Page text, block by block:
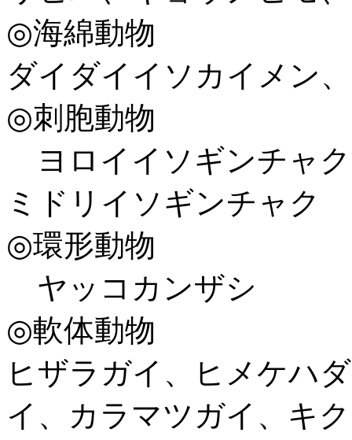
◎海綿動物
ダイダイイソカイメン
◎刺胞動物
ヨロイイソギンチャ
ミドリイソギンチャク
◎環形動物
ヤッコカンザシ
◎軟体動物
ヒザラガイ、ヒメケハ
イ、カラマツガイ、キ